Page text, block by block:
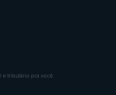
tributário pra você.